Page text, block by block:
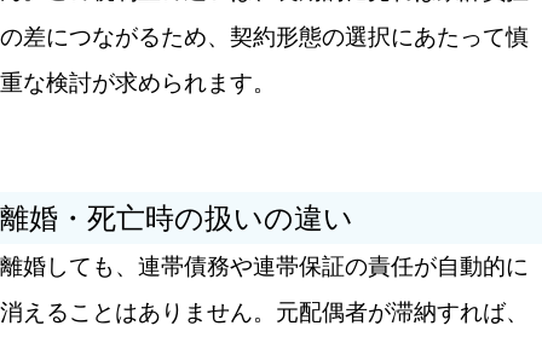
の差につながるため、契約形態の選択にあたって慎
重な検討が求められます。
離婚・死亡時の扱いの違い
離婚しても、連帯債務や連帯保証の責任が自動的に
消えることはありません。元配偶者が滞納すれば、